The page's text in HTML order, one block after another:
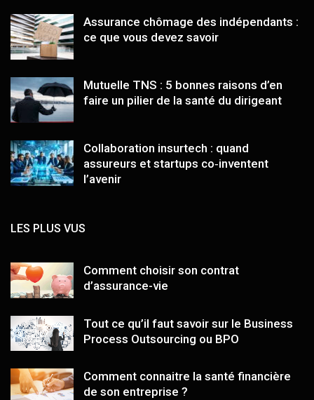
Assurance chômage des indépendants :
ce que vous devez savoir
Mutuelle TNS : 5 bonnes raisons d’en
faire un pilier de la santé du dirigeant
Collaboration insurtech : quand
assureurs et startups co‑inventent
l’avenir
LES PLUS VUS
Comment choisir son contrat
d’assurance-vie
Tout ce qu’il faut savoir sur le Business
Process Outsourcing ou BPO
Comment connaitre la santé financière
de son entreprise ?